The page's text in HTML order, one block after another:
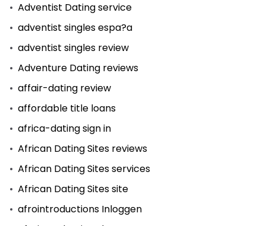
Adventist Dating service
adventist singles espa?a
adventist singles review
Adventure Dating reviews
affair-dating review
affordable title loans
africa-dating sign in
African Dating Sites reviews
African Dating Sites services
African Dating Sites site
afrointroductions Inloggen